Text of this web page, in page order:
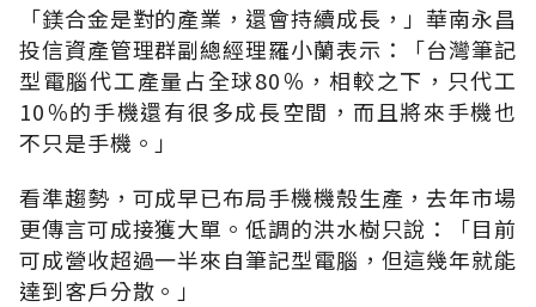
「鎂合金是對的產業，還會持續成長，」華南永昌
投信資產管理群副總經理羅小蘭表示：「台灣筆記
型電腦代工產量占全球80％，相較之下，只代工
10％的手機還有很多成長空間，而且將來手機也
不只是手機。」
看準趨勢，可成早已布局手機機殼生產，去年市場
更傳言可成接獲大單。低調的洪水樹只說：「目前
可成營收超過一半來自筆記型電腦，但這幾年就能
達到客戶分散。」